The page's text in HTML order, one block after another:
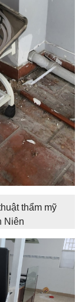
thẩm mỹ
Niên